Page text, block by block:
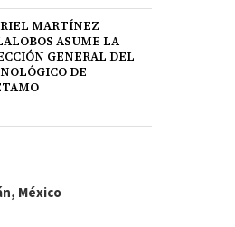
MARTÍNEZ
ASUME LA
GENERAL DEL
DE
México